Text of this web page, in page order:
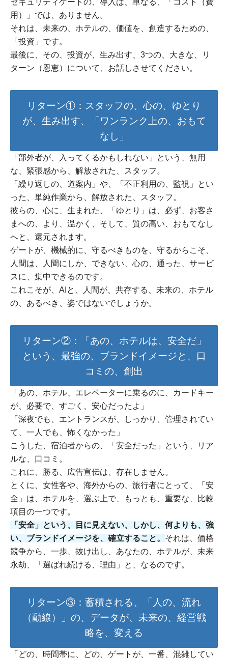
用）」では、ありません。
それは、未来の、ホテルの、価値を、創造するための、
「投資」です。
最後に、その、投資が、生み出す、3つの、大きな、リ
ターン（恩恵）について、お話しさせてください。
リターン①：スタッフの、心の、ゆとり
が、生み出す、「ワンランク上の、おもて
なし」
「部外者が、入ってくるかもしれない」という、無用
な、緊張感から、解放された、スタッフ。
「繰り返しの、道案内」や、「不正利用の、監視」とい
った、単純作業から、解放された、スタッフ。
彼らの、心に、生まれた、「ゆとり」は、必ず、お客さ
まへの、より、温かく、そして、質の高い、おもてなし
へと、還元されます。
ゲートが、機械的に、守るべきものを、守るからこそ、
人間は、人間にしか、できない、心の、通った、サービ
スに、集中できるのです。
これこそが、AIと、人間が、共存する、未来の、ホテル
の、あるべき、姿ではないでしょうか。
リターン②：「あの、ホテルは、安全だ」
という、最強の、ブランドイメージと、口
コミの、創出
「あの、ホテル、エレベーターに乗るのに、カードキー
が、必要で、すごく、安心だったよ」
「深夜でも、エントランスが、しっかり、管理されてい
て、一人でも、怖くなかった」
こうした、宿泊者からの、「安全だった」という、リア
ルな、口コミ。
これに、勝る、広告宣伝は、存在しません。
とくに、女性客や、海外からの、旅行者にとって、「安
全」は、ホテルを、選ぶ上で、もっとも、重要な、比較
項目の一つです。
「安全」という、目に見えない、しかし、何よりも、強
い、ブランドイメージを、確立すること。 それは、価格
競争から、一歩、抜け出し、あなたの、ホテルが、未来
永劫、「選ばれ続ける、理由」と、なるのです。
リターン③：蓄積される、「人の、流れ
（動線）」の、データが、未来の、経営戦
略を、変える
「どの、時間帯に、どの、ゲートが、一番、混雑してい